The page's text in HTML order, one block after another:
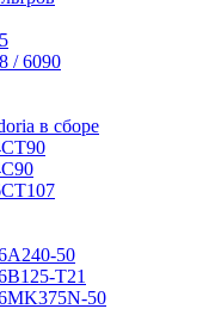
/ 6090
в сборе
50
T21
50